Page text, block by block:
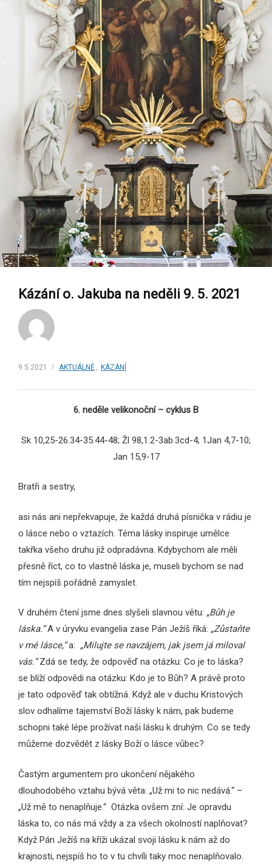
Kázání o. Jakuba na neděli 9. 5. 2021
9.5.2021 AKTUÁLNĚ , KÁZÁNÍ
6. neděle velikonoční – cyklus B
Sk 10,25-26.34-35.44-48; Žl 98,1.2-3ab.3cd-4; 1Jan 4,7-10;
Jan 15,9-17
Bratři a sestry,
asi nás ani nepřekvapuje, že každá druhá písnička v rádiu je
o lásce nebo o vztazích. Téma lásky inspiruje umělce
takřka všeho druhu již odpradávna. Kdybychom ale měli
přesně říct, co to vlastně láska je, museli bychom se nad
tím nejspíš pořádně zamyslet.
V druhém čtení jsme dnes slyšeli slavnou větu: „Bůh je
láska.“A v úryvku evangelia zase Pán Ježíš říká: „Zůstaňte
v mé lásce,“a: „Milujte se navzájem, jak jsem já miloval
vás.“Zdá se tedy, že odpověď na otázku: Co je to láska?
se blíží odpovědi na otázku: Kdo je to Bůh? A právě proto
je tato odpověď tak obtížná. Když ale v duchu Kristových
slov odhalíme tajemství Boží lásky k nám, pak budeme
schopni také lépe prožívat naši lásku k druhým. Co se tedy
můžeme dozvědět z lásky Boží o lásce vůbec?
Častým argumentem pro ukončení nějakého
dlouhodobého vztahu bývá věta: „Už mi to nic nedává.“ –
„Už mě to nenaplňuje.“ Otázka ovšem zní: Je opravdu
láska to, co nás má vždy a za všech okolností naplňovat?
Když Pán Ježíš na kříži ukázal svoji lásku k nám až do
krajnosti, nejspíš ho to v tu chvíli taky moc nenaplňovalo.